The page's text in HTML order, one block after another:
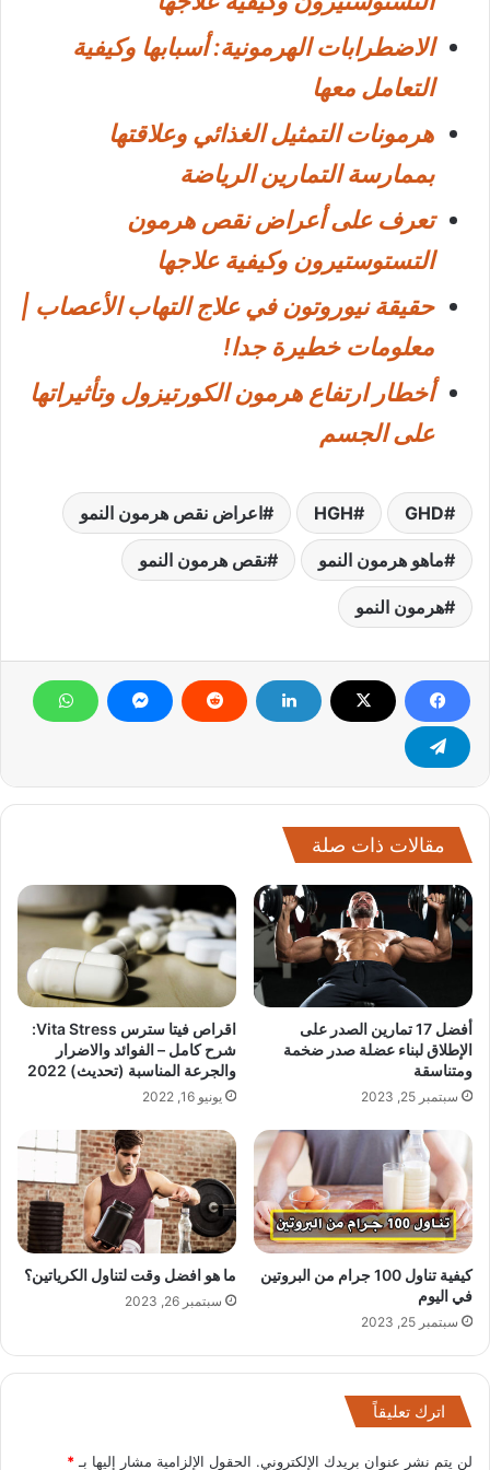
الاضطرابات الهرمونية: أسبابها وكيفية
التعامل معها
هرمونات التمثيل الغذائي وعلاقتها
بممارسة التمارين الرياضة
تعرف على أعراض نقص هرمون
التستوستيرون وكيفية علاجها
حقيقة نيوروتون في علاج التهاب الأعصاب |
معلومات خطيرة جدا!
أخطار ارتفاع هرمون الكورتيزول وتأثيراتها
على الجسم
GHD
HGH اعراض نقص هرمون النمو
ماهو هرمون النمو نقص هرمون النمو
هرمون النمو
مقالات ذات صلة
أفضل 17 تمارين الصدر على
الإطلاق لبناء عضلة صدر ضخمة
ومتناسقة
سبتمبر 25, 2023
اقراص فيتا سترس Vita Stress:
شرح كامل – الفوائد والاضرار
والجرعة المناسبة (تحديث) 2022
يونيو 16, 2022
كيفية تناول 100 جرام من البروتين
في اليوم
سبتمبر 25, 2023
ما هو افضل وقت لتناول الكرياتين؟
سبتمبر 26, 2023
اترك تعليقاً
لن يتم نشر عنوان بريدك الإلكتروني. الحقول الإلزامية مشار إليها بـ *